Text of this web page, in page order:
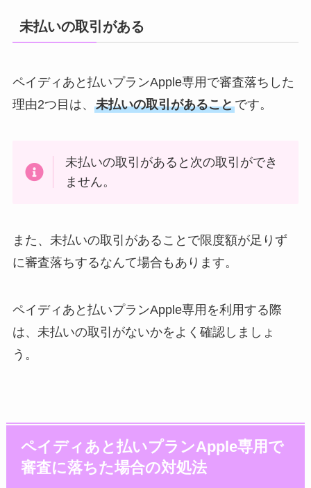
未払いの取引がある
ペイディあと払いプランApple専用で審査落ちした
理由2つ目は、 未払いの取引があることです。
未払いの取引があると次の取引ができ
ません。
また、未払いの取引があることで限度額が足りず
に審査落ちするなんて場合もあります。
ペイディあと払いプランApple専用を利用する際
は、未払いの取引がないかをよく確認しましょ
う。
ペイディあと払いプランApple専用で
審査に落ちた場合の対処法